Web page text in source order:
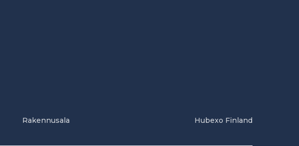
Rakennusala Hubexo Finland